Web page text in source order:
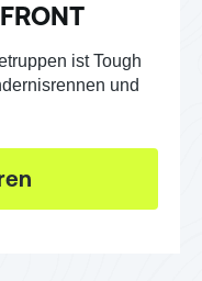
ist Tough
und